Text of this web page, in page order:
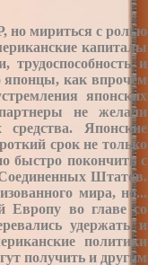
но мириться с ролью
капиталы
трудоспособность и
японцы, как впрочем
японских
не желали
Японские
срок не только
быстро покончить с
Штатов.
мира, но...
Европу во главе со
удержать и
политики
получить и другим